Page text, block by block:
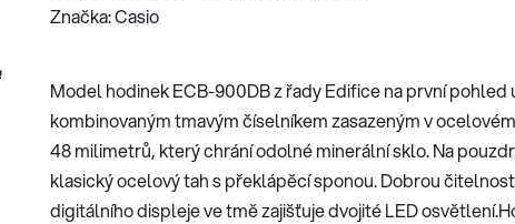
hodnocení
0,0
z
5
hvězdiček.
Značka:Casio
Model hodinek ECB-900DB z řady Edifice na první
kombinovaným tmavým číselníkem zasazeným v
48 milimetrů, který chrání odolné minerální sklo. Na
klasický ocelový tah s překlápěcí sponou. Dobrou
digitálního displeje ve tmě zajišťuje dvojité LED